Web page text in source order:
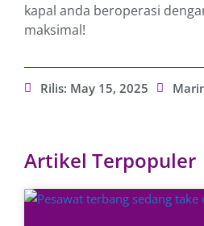
kapal anda beroperasi
maksimal!
Rilis: May 15, 2025
Artikel Terpopuler